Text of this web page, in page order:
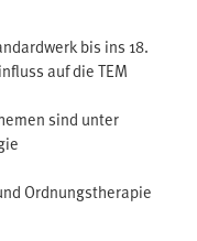
bis ins 18.
auf die TEM
sind unter
Ordnungstherapie